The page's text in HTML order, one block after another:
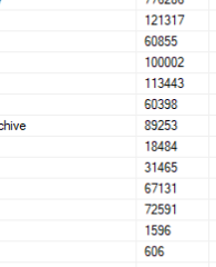
i.[object_id] =
a ON
s ON t.[schema_id]